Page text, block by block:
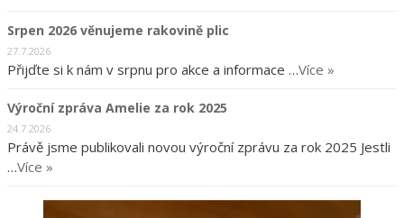
Srpen 2026 věnujeme rakovině plic
27.7.2026
Přijďte si k nám v srpnu pro akce a informace …Více »
Výroční zpráva Amelie za rok 2025
24.7.2026
Právě jsme publikovali novou výroční zprávu za rok 2025 Jestli
…Více »